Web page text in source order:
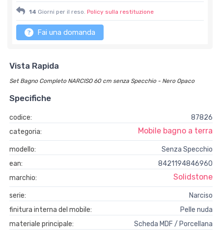
14 Giorni per il reso. Policy sulla restituzione
Fai una domanda
Vista Rapida
Set Bagno Completo NARCISO 60 cm senza Specchio - Nero Opaco
Specifiche
codice:
87826
categoria:
Mobile bagno a terra
modello:
Senza Specchio
ean:
8421194846960
marchio:
Solidstone
serie:
Narciso
finitura interna del mobile:
Pelle nuda
materiale principale:
Scheda MDF / Porcellana